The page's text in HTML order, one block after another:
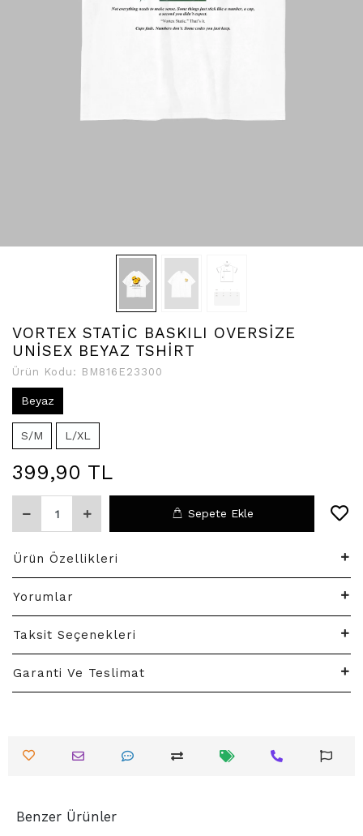
VORTEX STATİC BASKILI OVERSİZE
UNİSEX BEYAZ TSHİRT
Ürün Kodu: BM816E23300
Beyaz
S/M L/XL
399,90 TL
Sepete Ekle
Ürün Özellikleri
Yorumlar
Taksit Seçenekleri
Garanti Ve Teslimat
Benzer Ürünler